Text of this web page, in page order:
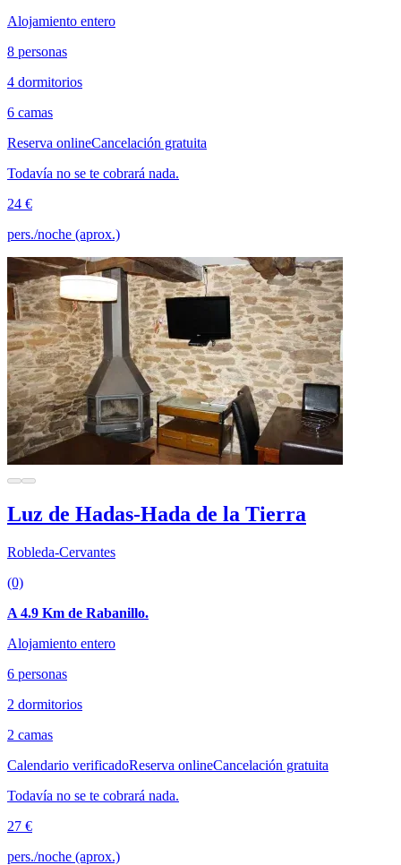
Alojamiento entero
8 personas
4 dormitorios
6 camas
Reserva onlineCancelación gratuita
Todavía no se te cobrará nada.
24 €
pers./noche (aprox.)
Luz de Hadas-Hada de la Tierra
Robleda-Cervantes
(0)
A 4.9 Km de Rabanillo.
Alojamiento entero
6 personas
2 dormitorios
2 camas
Calendario verificadoReserva onlineCancelación gratuita
Todavía no se te cobrará nada.
27 €
pers./noche (aprox.)